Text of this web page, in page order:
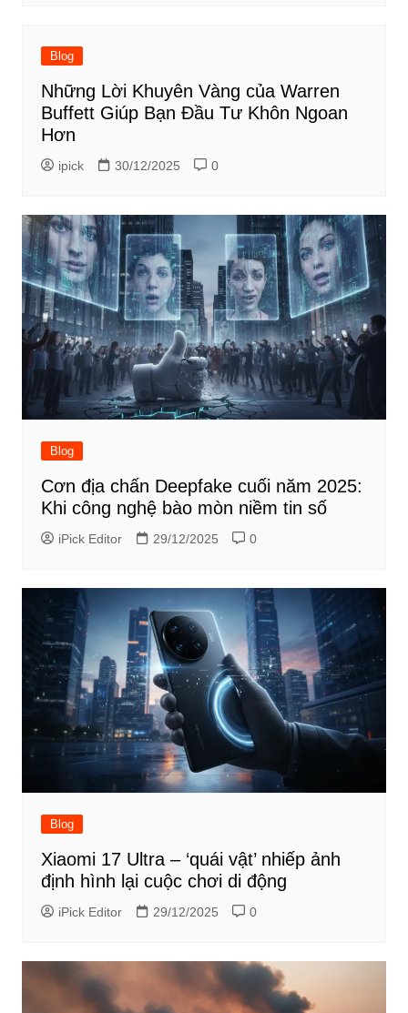
Blog
Những Lời Khuyên Vàng của Warren
Buffett Giúp Bạn Đầu Tư Khôn Ngoan
Hơn
ipick 30/12/2025 0
Blog
Cơn địa chấn Deepfake cuối năm 2025:
Khi công nghệ bào mòn niềm tin số
iPick Editor 29/12/2025 0
Blog
Xiaomi 17 Ultra – ‘quái vật’ nhiếp ảnh
định hình lại cuộc chơi di động
iPick Editor 29/12/2025 0